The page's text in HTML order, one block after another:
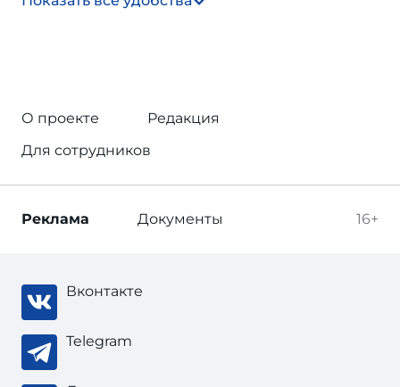
О проекте
Редакция
Для сотрудников
16+
Реклама Документы
Вконтакте
Telegram